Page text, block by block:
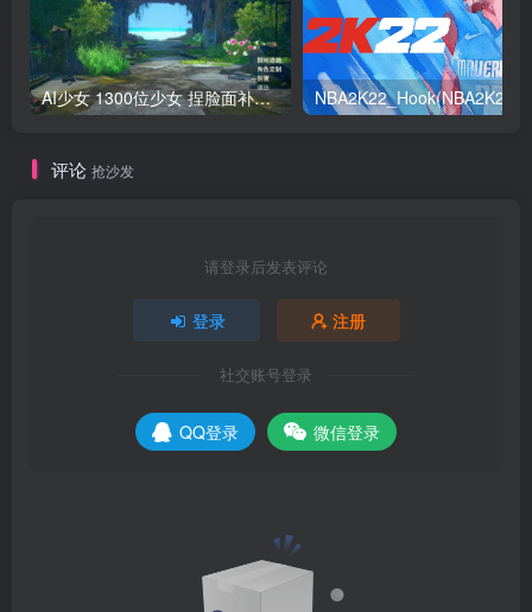
AI少女 1300位少女 捏脸面补数据整合包 总有一位是你想要的
评论 抢沙发
请登录后发表评论
登录 注册
社交账号登录
QQ登录 微信登录